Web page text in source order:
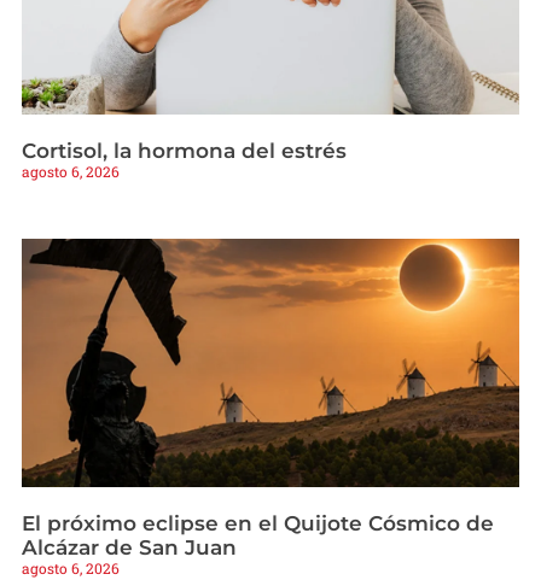
Cortisol, la hormona del estrés
agosto 6, 2026
El próximo eclipse en el Quijote Cósmico de
Alcázar de San Juan
agosto 6, 2026